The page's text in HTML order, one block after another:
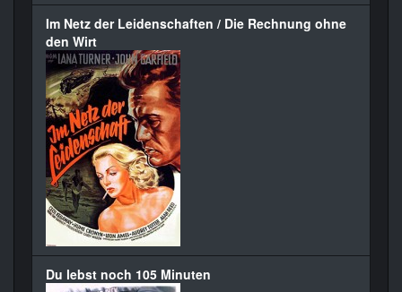
Im Netz der Leidenschaften / Die Rechnung ohne
den Wirt
Du lebst noch 105 Minuten